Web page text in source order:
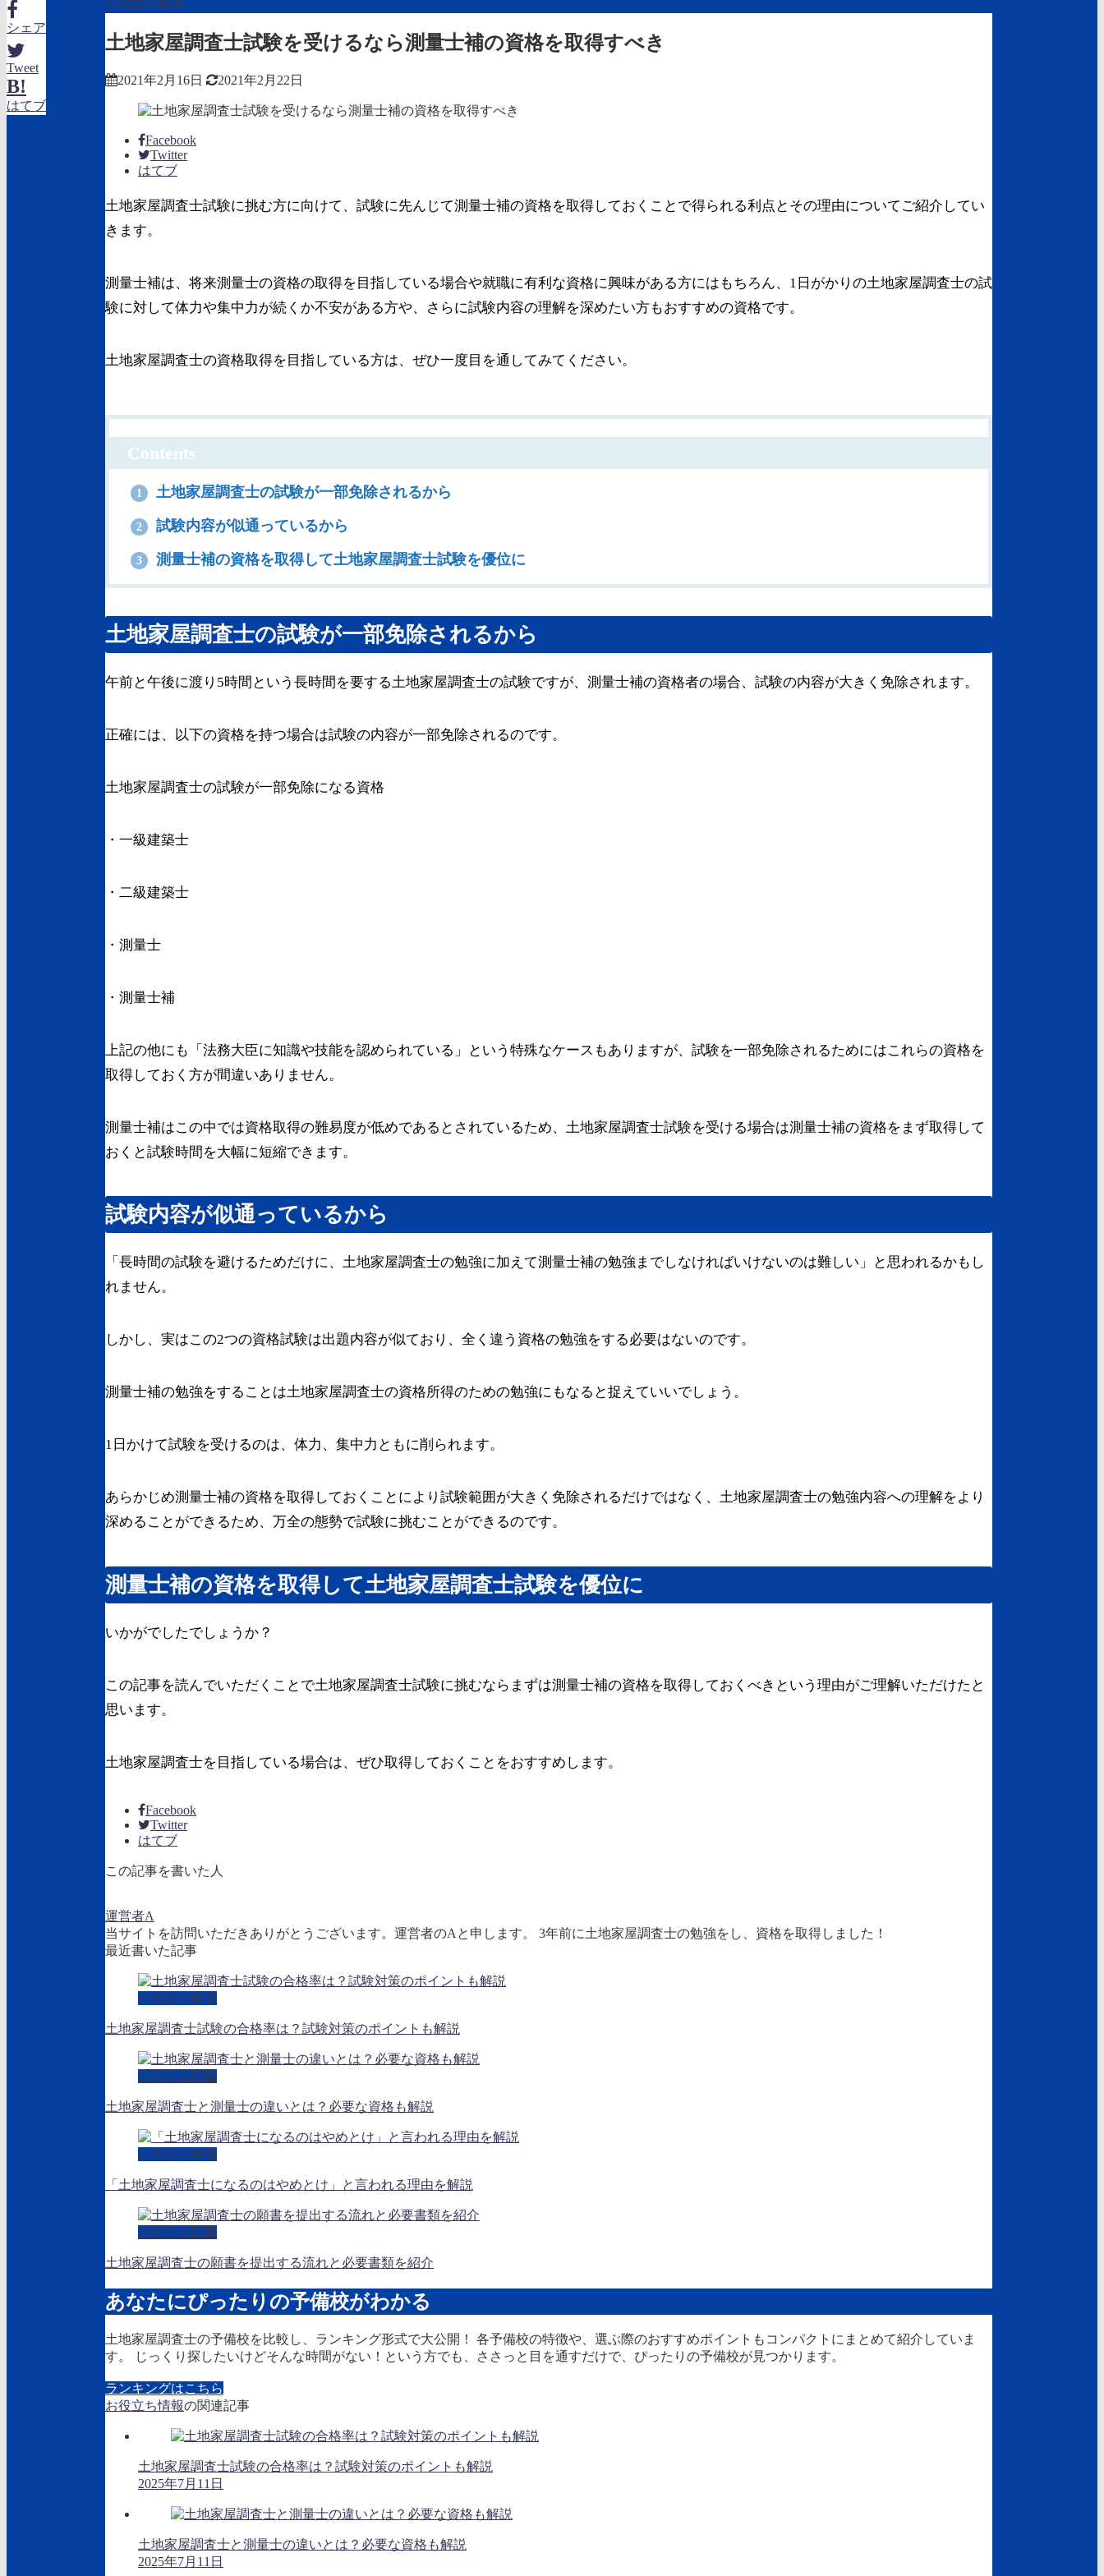
シェア
Tweet
B!
はてブ
お役立ち情報
土地家屋調査士試験を受けるなら測量士補の資格を取得すべき
2021年2月16日 2021年2月22日
Facebook
Twitter
はてブ
土地家屋調査士試験に挑む方に向けて、試験に先んじて測量士補の資格を取得しておくことで得られる利点とその理由についてご紹介してい
きます。
測量士補は、将来測量士の資格の取得を目指している場合や就職に有利な資格に興味がある方にはもちろん、1日がかりの土地家屋調査士の試
験に対して体力や集中力が続くか不安がある方や、さらに試験内容の理解を深めたい方もおすすめの資格です。
土地家屋調査士の資格取得を目指している方は、ぜひ一度目を通してみてください。
Contents
1 土地家屋調査士の試験が一部免除されるから
2 試験内容が似通っているから
3 測量士補の資格を取得して土地家屋調査士試験を優位に
土地家屋調査士の試験が一部免除されるから
午前と午後に渡り5時間という長時間を要する土地家屋調査士の試験ですが、測量士補の資格者の場合、試験の内容が大きく免除されます。
正確には、以下の資格を持つ場合は試験の内容が一部免除されるのです。
土地家屋調査士の試験が一部免除になる資格
・一級建築士
・二級建築士
・測量士
・測量士補
上記の他にも「法務大臣に知識や技能を認められている」という特殊なケースもありますが、試験を一部免除されるためにはこれらの資格を
取得しておく方が間違いありません。
測量士補はこの中では資格取得の難易度が低めであるとされているため、土地家屋調査士試験を受ける場合は測量士補の資格をまず取得して
おくと試験時間を大幅に短縮できます。
試験内容が似通っているから
「長時間の試験を避けるためだけに、土地家屋調査士の勉強に加えて測量士補の勉強までしなければいけないのは難しい」と思われるかもし
れません。
しかし、実はこの2つの資格試験は出題内容が似ており、全く違う資格の勉強をする必要はないのです。
測量士補の勉強をすることは土地家屋調査士の資格所得のための勉強にもなると捉えていいでしょう。
1日かけて試験を受けるのは、体力、集中力ともに削られます。
あらかじめ測量士補の資格を取得しておくことにより試験範囲が大きく免除されるだけではなく、土地家屋調査士の勉強内容への理解をより
深めることができるため、万全の態勢で試験に挑むことができるのです。
測量士補の資格を取得して土地家屋調査士試験を優位に
いかがでしたでしょうか？
この記事を読んでいただくことで土地家屋調査士試験に挑むならまずは測量士補の資格を取得しておくべきという理由がご理解いただけたと
思います。
土地家屋調査士を目指している場合は、ぜひ取得しておくことをおすすめします。
Facebook
Twitter
はてブ
この記事を書いた人
運営者A
当サイトを訪問いただきありがとうございます。運営者のAと申します。 3年前に土地家屋調査士の勉強をし、資格を取得しました！
最近書いた記事
お役立ち情報
土地家屋調査士試験の合格率は？試験対策のポイントも解説
お役立ち情報
土地家屋調査士と測量士の違いとは？必要な資格も解説
お役立ち情報
「土地家屋調査士になるのはやめとけ」と言われる理由を解説
お役立ち情報
土地家屋調査士の願書を提出する流れと必要書類を紹介
あなたにぴったりの予備校がわかる
土地家屋調査士の予備校を比較し、ランキング形式で大公開！ 各予備校の特徴や、選ぶ際のおすすめポイントもコンパクトにまとめて紹介していま
す。 じっくり探したいけどそんな時間がない！という方でも、ささっと目を通すだけで、ぴったりの予備校が見つかります。
ランキングはこちら
お役立ち情報の関連記事
土地家屋調査士試験の合格率は？試験対策のポイントも解説
2025年7月11日
土地家屋調査士と測量士の違いとは？必要な資格も解説
2025年7月11日